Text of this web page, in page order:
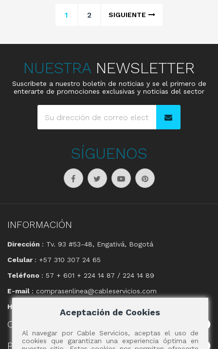
1 2 SIGUIENTE
NUESTRA NEWSLETTER
Suscribete a nuestro boletín de noticias y se el primero de
enterarte de promociones exclusivas y noticias del sector
SÍGUENOS
INFORMACIÓN
Dirección : Tv. 93 #53-48, Engativá, Bogotá
Celular : +57 310 307 24 65
Teléfono : 57 + 601 + 224 14 87 / 224 14 89
E-mail : comprasenlinea@cableservicios.com
Horario
CABLE
POLÍTICAS
Aceptación de Cookies
Al navegar por Cable Servicios, aceptas el uso de
cookies que garantizan una experiencia óptima en